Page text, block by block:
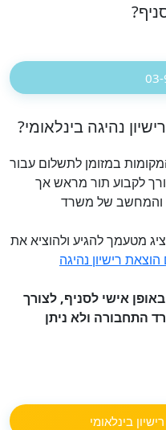
נהיגה בינלאומי?
במזומן לתשלום עבור
צורך לקבוע תור מראש אך
והמחשב של משרד
לבקש מנציג מטעמך להגיע ולהוציא את
רישיון נהיגה
להגיע באופן אישי לסניף, לצורך
התחבורה ולא ניתן
בינלאומי